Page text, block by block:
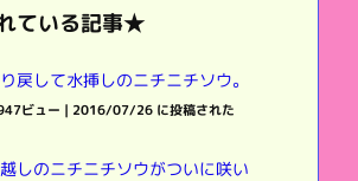
ている記事★
戻して水挿しのニチニチソウ。
ビュー | 2016/07/26 に投稿された
しのニチニチソウがついに咲い